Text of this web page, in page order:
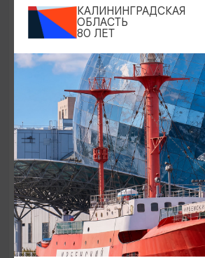
ВЫСТАВКИ
Оставленный багаж
02.08.2026 - 22.08.2026
Светлогорск, Арт-пространство
КАЛИНИНГРАДСКАЯ
ОБЛАСТЬ
80 ЛЕТ